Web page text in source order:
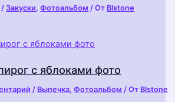
/ Закуски,Фотоальбом / От Blstone
с яблоками фото
/ Выпечка,Фотоальбом / От Blstone